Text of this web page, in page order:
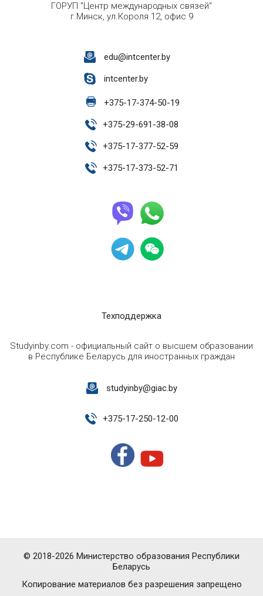
ГОРУП "Центр международных связей"
г.Минск, ул.Короля 12, офис 9
edu@intcenter.by
intcenter.by
+375-17-374-50-19
+375-29-691-38-08
+375-17-377-52-59
+375-17-373-52-71
Техподдержка
Studyinby.com - официальный сайт о высшем образовании
в Республике Беларусь для иностранных граждан
studyinby@giac.by
+375-17-250-12-00
Копирование материалов без разрешения запрещено
© 2018-2026 Министерство образования Республики
Беларусь